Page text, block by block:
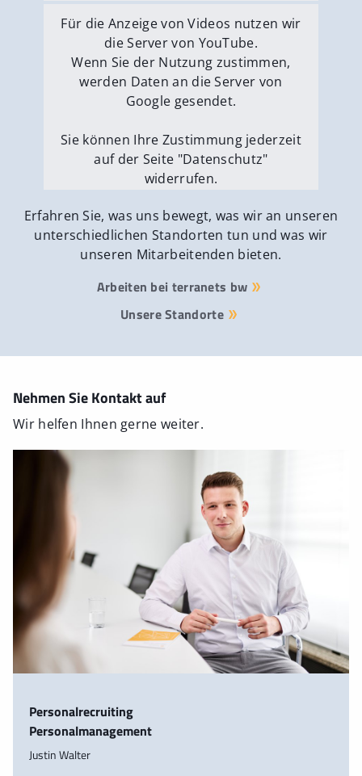
Externe Medien erlauben
Für die Anzeige von Videos nutzen wir
die Server von YouTube.
Wenn Sie der Nutzung zustimmen,
werden Daten an die Server von
Google gesendet.
Sie können Ihre Zustimmung jederzeit
auf der Seite "Datenschutz"
widerrufen.
Externe Medien erlauben
Erfahren Sie, was uns bewegt, was wir an unseren
unterschiedlichen Standorten tun und was wir
unseren Mitarbeitenden bieten.
Arbeiten bei terranets bw
Unsere Standorte
Nehmen Sie Kontakt auf
Wir helfen Ihnen gerne weiter.
Personalrecruiting
Personalmanagement
Justin Walter